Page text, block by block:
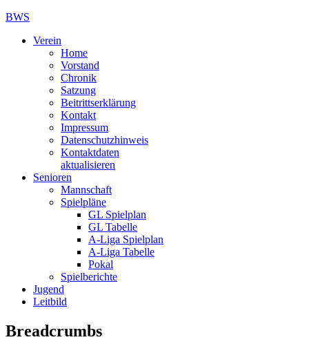
BWS
Verein
Home
Vorstand
Chronik
Satzung
Beitrittserklärung
Kontakt
Impressum
Datenschutzhinweis
Kontaktdaten
aktualisieren
Senioren
Mannschaft
Spielpläne
GL Spielplan
GL Tabelle
A-Liga Spielplan
A-Liga Tabelle
Pokal
Spielberichte
Jugend
Leitbild
Breadcrumbs